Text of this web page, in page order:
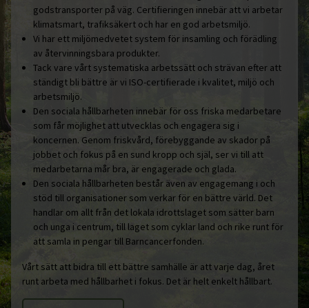
godstransporter på väg. Certifieringen innebär att vi arbetar
klimatsmart, trafiksäkert och har en god arbetsmiljö.
Vi har ett miljömedvetet system för insamling och förädling
av återvinningsbara produkter.
Tack vare vårt systematiska arbetssätt och strävan efter att
ständigt bli bättre är vi ISO-certifierade i kvalitet, miljö och
arbetsmiljö.
Den sociala hållbarheten innebär för oss friska medarbetare
som får möjlighet att utvecklas och engagera sig i
koncernen. Genom friskvård, förebyggande av skador på
jobbet och fokus på en sund kropp och själ, ser vi till att
medarbetarna mår bra, är engagerade och glada.
Den sociala hållbarheten består även av engagemang i och
stöd till organisationer som verkar för en bättre värld. Det
handlar om allt från det lokala idrottslaget som sätter barn
och unga i centrum, till laget som cyklar land och rike runt för
att samla in pengar till Barncancerfonden.
Vårt sätt att bidra till ett bättre samhälle är att varje dag, året
runt arbeta med hållbarhet i fokus. Det är helt enkelt hållbart.